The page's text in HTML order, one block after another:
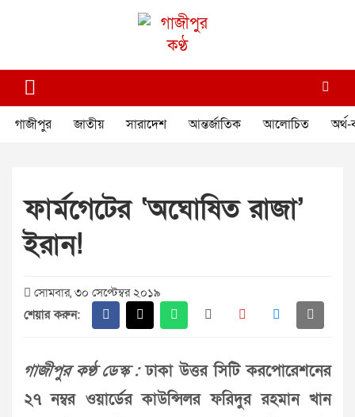
গাজীপুর কণ্ঠ
গাজীপুর জাতীয় সারাদেশ আন্তর্জাতিক আলোচিত অর্থ-
ফার্মগেটের ‘অঘোষিত রাজা’
ইরান!
সোমবার, ৩০ সেপ্টেম্বর ২০১৯
শেয়ার করুন:
গাজীপুর কণ্ঠ ডেস্ক :ঢাকা উত্তর সিটি করপোরেশনের
২৭ নম্বর ওয়ার্ডের কাউন্সিলর ফরিদুর রহমান খান